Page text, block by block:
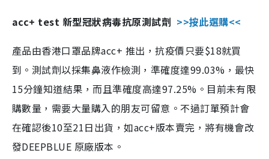
acc+ test 新型冠狀病毒抗原測試劑 >>按此選購<<
產品由香港口罩品牌acc+ 推出，抗疫價只要$18就買
到。測試劑以採集鼻液作檢測，準確度達99.03%，最快
15分鐘知道結果，而且準確度高達97.25%。目前未有限
購數量，需要大量購入的朋友可留意。不過訂單預計會
在確認後10至21日出貨，如acc+版本賣完，將有機會改
發DEEPBLUE 原廠版本。